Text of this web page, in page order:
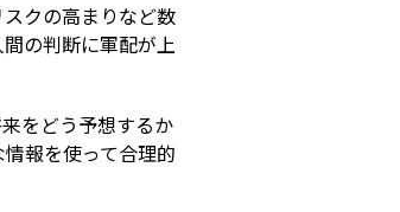
クの高まりなど数
の判断に軍配が上
をどう予想するか
報を使って合理的